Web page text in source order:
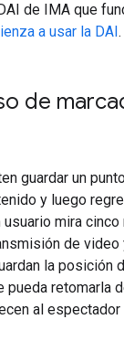
de IMA que
a usar la DAI.
de
guardar un
y luego
usuario mira
de
la posición
pueda retomarla
al espectador